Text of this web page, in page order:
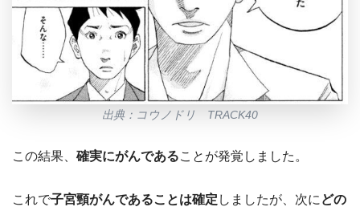
出典：コウノドリ TRACK40
この結果、 確実にがんであることが発覚しました。
これで子宮頸がんであることは確定 しましたが、次に どの